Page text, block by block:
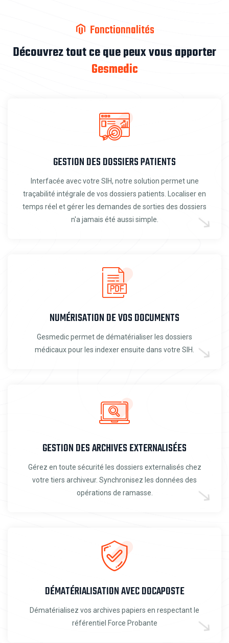
Fonctionnalités
Découvrez tout ce que peuxvous apporter
Gesmedic
GESTION DES DOSSIERS PATIENTS
Interfacée avec votre SIH, notre solution permet une
traçabilité intégrale de vos dossiers patients. Localiser en
temps réel et gérer les demandes de sorties des dossiers
n'a jamais été aussi simple.
NUMÉRISATION DE VOS DOCUMENTS
Gesmedic permet de dématérialiser les dossiers
médicaux pour les indexer ensuite dans votre SIH.
GESTION DES ARCHIVES EXTERNALISÉES
Gérez en toute sécurité les dossiers externalisés chez
votre tiers archiveur. Synchronisez les données des
opérations de ramasse.
DÉMATÉRIALISATION AVEC DOCAPOSTE
Dématérialisez vos archives papiers en respectant le
référentiel Force Probante